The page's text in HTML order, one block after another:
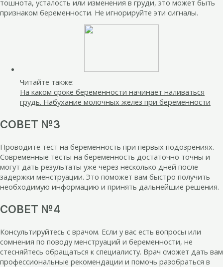
тошнота, усталость или изменения в груди, это может быть
признаком беременности. Не игнорируйте эти сигналы.
Читайте также:
На каком сроке беременности начинает наливаться
грудь. Набухание молочных желез при беременности
СОВЕТ №3
Проводите тест на беременность при первых подозрениях.
Современные тесты на беременность достаточно точны и
могут дать результаты уже через несколько дней после
задержки менструации. Это поможет вам быстро получить
необходимую информацию и принять дальнейшие решения.
СОВЕТ №4
Консультируйтесь с врачом. Если у вас есть вопросы или
сомнения по поводу менструаций и беременности, не
стесняйтесь обращаться к специалисту. Врач сможет дать вам
профессиональные рекомендации и помочь разобраться в